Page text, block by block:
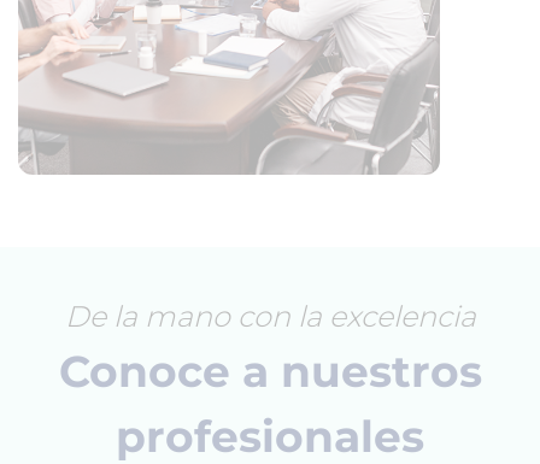
De la mano con la excelencia
Conoce a nuestros
profesionales